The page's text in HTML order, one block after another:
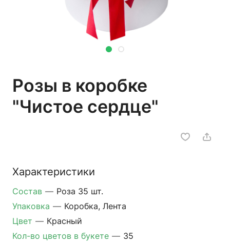
Розы в коробке
"Чистое сердце"
Характеристики
Состав — Роза 35 шт.
Упаковка — Коробка, Лента
Цвет — Красный
Кол-во цветов в букете — 35